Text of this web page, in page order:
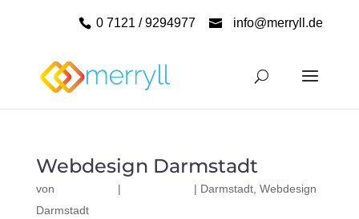
0 7121 / 9294977 info@merryll.de
Webdesign Darmstadt
von | | Darmstadt, Webdesign
Darmstadt